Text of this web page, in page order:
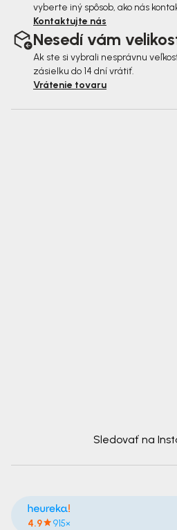
vyberte iný spôsob, ako nás
Kontaktujte nás
Nesedí vám
Ak ste si vybrali nesprávnu
zásielku do 14 dní vrátiť.
Vrátenie tovaru
Sledovať na
4.9 915×